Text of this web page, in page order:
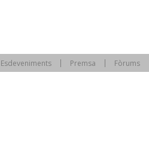
Esdeveniments Premsa Fòrums